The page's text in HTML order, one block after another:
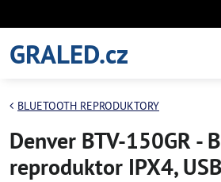
GRALED.cz
BLUETOOTH REPRODUKTORY
Denver BTV-150GR -
reproduktor IPX4,